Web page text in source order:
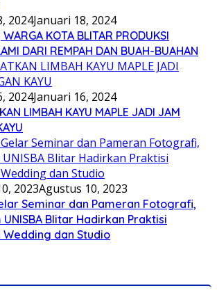
2024Januari 18, 2024
WARGA KOTA BLITAR PRODUKSI
DARI REMPAH DAN BUAH-BUAHAN
2024Januari 16, 2024
LIMBAH KAYU MAPLE JADI JAM
2023Agustus 10, 2023
Seminar dan Pameran Fotografi,
Blitar Hadirkan Praktisi
dan Studio